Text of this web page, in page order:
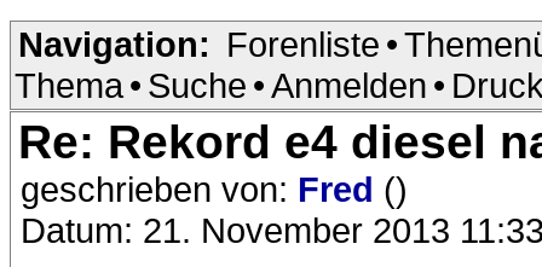
Navigation: Forenliste •
Thema• Suche •Anmelden •
Re: Rekord e4 diesel
geschrieben von: Fred ()
Datum: 21. November 2013